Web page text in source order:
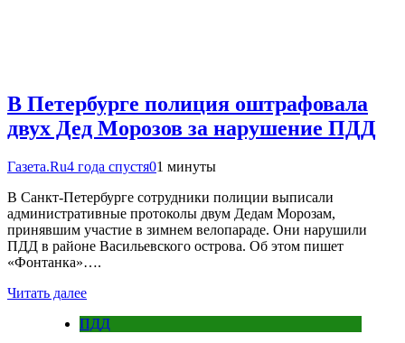
В Петербурге полиция оштрафовала
двух Дед Морозов за нарушение ПДД
Газета.Ru4 года спустя01 минуты
В Санкт-Петербурге сотрудники полиции выписали
административные протоколы двум Дедам Морозам,
принявшим участие в зимнем велопараде. Они нарушили
ПДД в районе Васильевского острова. Об этом пишет
«Фонтанка»….
Читать далее
ПДД